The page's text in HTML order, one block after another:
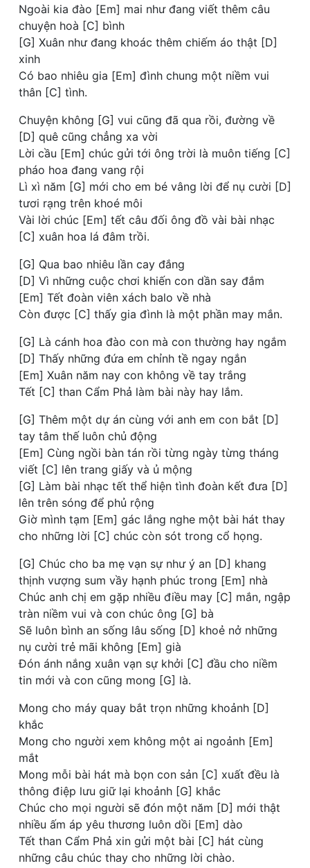
Ngoài kia đào [Em] mai như đang viết thêm câu
chuyện hoà [C] bình
[G] Xuân như đang khoác thêm chiếm áo thật [D]
xinh
Có bao nhiêu gia [Em] đình chung một niềm vui
thân [C] tình.
Chuyện không [G] vui cũng đã qua rồi, đường về
[D] quê cũng chẳng xa vời
Lời cầu [Em] chúc gửi tới ông trời là muôn tiếng [C]
pháo hoa đang vang rội
Lì xì năm [G] mới cho em bé vâng lời để nụ cười [D]
tươi rạng trên khoé môi
Vài lời chúc [Em] tết câu đối ông đồ vài bài nhạc
[C] xuân hoa lá đâm trồi.
[G] Qua bao nhiêu lần cay đắng
[D] Vì những cuộc chơi khiến con dần say đắm
[Em] Tết đoàn viên xách balo về nhà
Còn được [C] thấy gia đình là một phần may mắn.
[G] Là cánh hoa đào con mà con thường hay ngắm
[D] Thấy những đứa em chỉnh tề ngay ngắn
[Em] Xuân năm nay con không về tay trắng
Tết [C] than Cẩm Phả làm bài này hay lắm.
[G] Thêm một dự án cùng với anh em con bắt [D]
tay tâm thế luôn chủ động
[Em] Cùng ngồi bàn tán rồi từng ngày từng tháng
viết [C] lên trang giấy và ủ mộng
[G] Làm bài nhạc tết thể hiện tình đoàn kết đưa [D]
lên trên sóng để phủ rộng
Giờ mình tạm [Em] gác lắng nghe một bài hát thay
cho những lời [C] chúc còn sót trong cổ họng.
[G] Chúc cho ba mẹ vạn sự như ý an [D] khang
thịnh vượng sum vầy hạnh phúc trong [Em] nhà
Chúc anh chị em gặp nhiều điều may [C] mắn, ngập
tràn niềm vui và con chúc ông [G] bà
Sẽ luôn bình an sống lâu sống [D] khoẻ nở những
nụ cười trẻ mãi không [Em] già
Đón ánh nắng xuân vạn sự khởi [C] đầu cho niềm
tin mới và con cũng mong [G] là.
Mong cho máy quay bắt trọn những khoảnh [D]
khắc
Mong cho người xem không một ai ngoảnh [Em]
mắt
Mong mỗi bài hát mà bọn con sản [C] xuất đều là
thông điệp lưu giữ lại khoảnh [G] khắc
Chúc cho mọi người sẽ đón một năm [D] mới thật
nhiều ấm áp yêu thương luôn dồi [Em] dào
Tết than Cẩm Phả xin gửi một bài [C] hát cùng
những câu chúc thay cho những lời chào.